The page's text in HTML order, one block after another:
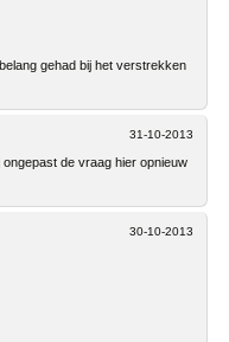
gehad bij het verstrekken
31-10-2013
de vraag hier opnieuw
30-10-2013